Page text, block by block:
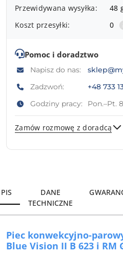
dostawa
Przewidywana wysyłka:
48
Koszt przesyłki:
0
Pomoc i doradztwo
Napisz do nas:
Zadzwoń:
+48 733
Godziny pracy:
Pon.–Pt.
Zamów rozmowę z doradcą
DANE
TECHNICZNE
Piec konwekcyjno-
Blue Vision II B 623 i RM